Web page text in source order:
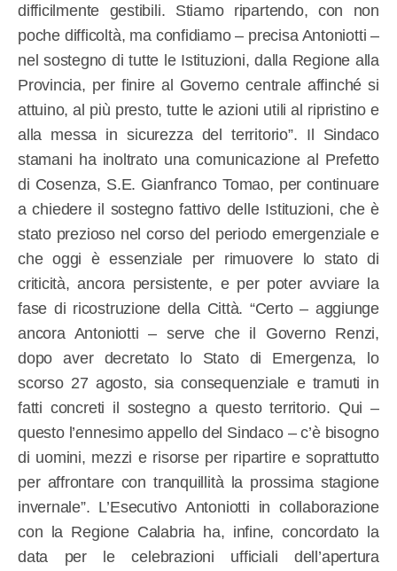
difficilmente gestibili. Stiamo ripartendo, con non
poche difficoltà, ma confidiamo – precisa Antoniotti –
nel sostegno di tutte le Istituzioni, dalla Regione alla
Provincia, per finire al Governo centrale affinché si
attuino, al più presto, tutte le azioni utili al ripristino e
alla messa in sicurezza del territorio”. Il Sindaco
stamani ha inoltrato una comunicazione al Prefetto
di Cosenza, S.E. Gianfranco Tomao, per continuare
a chiedere il sostegno fattivo delle Istituzioni, che è
stato prezioso nel corso del periodo emergenziale e
che oggi è essenziale per rimuovere lo stato di
criticità, ancora persistente, e per poter avviare la
fase di ricostruzione della Città. “Certo – aggiunge
ancora Antoniotti – serve che il Governo Renzi,
dopo aver decretato lo Stato di Emergenza, lo
scorso 27 agosto, sia consequenziale e tramuti in
fatti concreti il sostegno a questo territorio. Qui –
questo l’ennesimo appello del Sindaco – c’è bisogno
di uomini, mezzi e risorse per ripartire e soprattutto
per affrontare con tranquillità la prossima stagione
invernale”. L’Esecutivo Antoniotti in collaborazione
con la Regione Calabria ha, infine, concordato la
data per le celebrazioni ufficiali dell’apertura